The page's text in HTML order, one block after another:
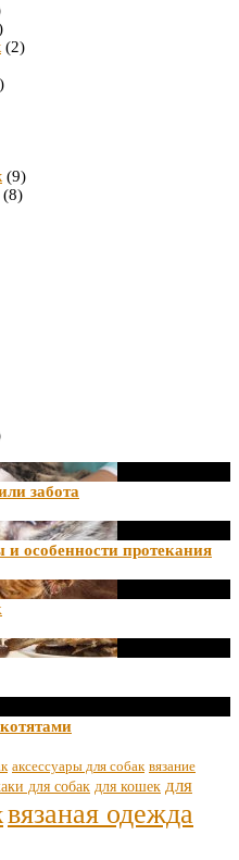
(2)
(9)
(8)
забота
особенности протекания
аксессуары для собак вязание
для собак для кошек для
вязаная одежда